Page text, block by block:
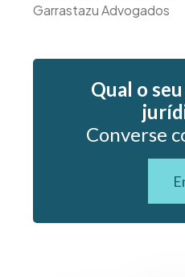
Garrastazu Advogados
Qual o
Converse